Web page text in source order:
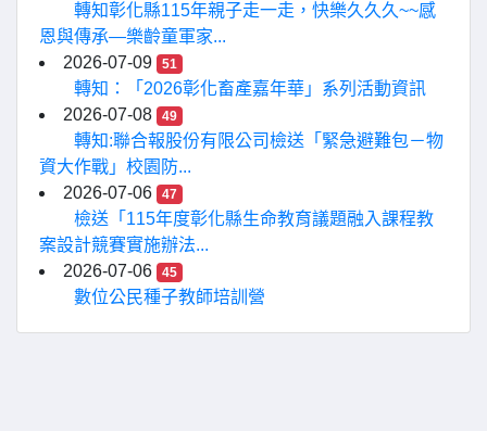
轉知彰化縣115年親子走一走，快樂久久久~~感
恩與傳承—樂齡童軍家...
2026-07-09
51
轉知：「2026彰化畜產嘉年華」系列活動資訊
2026-07-08
49
轉知:聯合報股份有限公司檢送「緊急避難包－物
資大作戰」校園防...
2026-07-06
47
檢送「115年度彰化縣生命教育議題融入課程教
案設計競賽實施辦法...
2026-07-06
45
數位公民種子教師培訓營